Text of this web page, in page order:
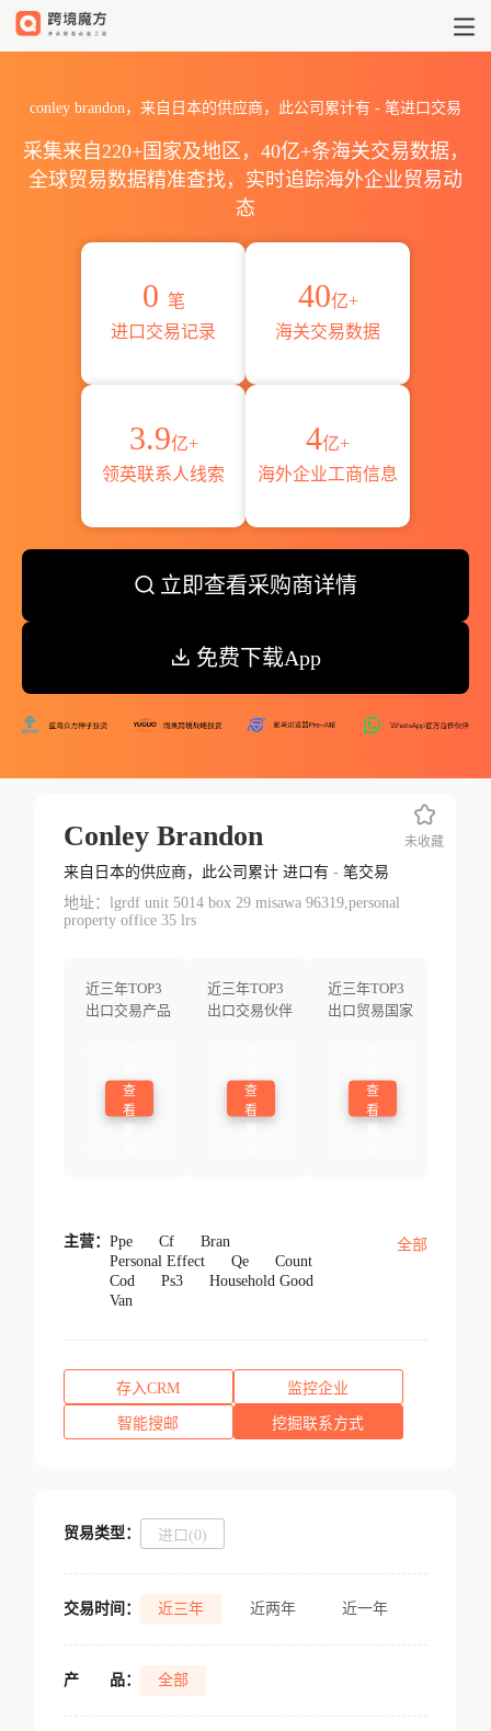
conley brandon，来自日本的供应商，此公司累计有 - 笔进口交易
采集来自220+国家及地区，40亿+条海关交易数据，
全球贸易数据精准查找，实时追踪海外企业贸易动
态
0 笔
进口交易记录
40亿+
海关交易数据
3.9亿+
领英联系人线索
4亿+
海外企业工商信息
立即查看采购商详情
免费下载App
Conley Brandon
来自日本的供应商，此公司累计 进口有 -笔交易
地址：lgrdf unit 5014 box 29 misawa 96319,personal
property office 35 lrs
近三年TOP3
出口交易产品
查
看
近三年TOP3
出口交易伙伴
查
看
近三年TOP3
出口贸易国家
查
看
未收藏
主营： Ppe Cf
Bran
Personal Effect
Qe
Count
Cod
Ps3
Household Good
Van
全部
存入CRM 监控企业
智能搜邮 挖掘联系方式
贸易类型： 进口(0)
交易时间： 近三年 近两年 近一年
产 品： 全部